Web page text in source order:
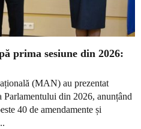
prima sesiune din 2026:
(MAN) au prezentat
din 2026, anunțând
40 de amendamente și